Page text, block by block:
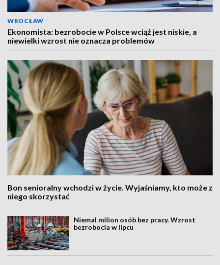
WROCŁAW
Ekonomista: bezrobocie w Polsce wciąż jest niskie, a
niewielki wzrost nie oznacza problemów
Bon senioralny wchodzi w życie. Wyjaśniamy, kto może z
niego skorzystać
Niemal milion osób bez pracy. Wzrost
bezrobocia w lipcu